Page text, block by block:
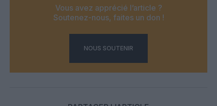
Vous avez apprécié l’article ?
Soutenez-nous, faites un don !
NOUS SOUTENIR